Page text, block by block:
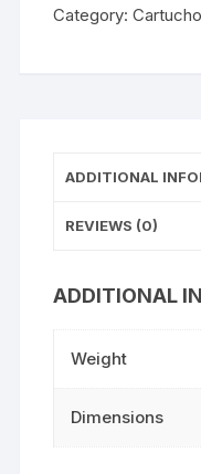
3YM81AB
Category:
ADDITIONAL
REVIEWS (0)
ADDITIONAL
Weight
Dimensions